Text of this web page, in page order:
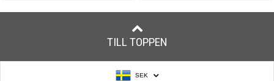
TILL TOPPEN
SEK